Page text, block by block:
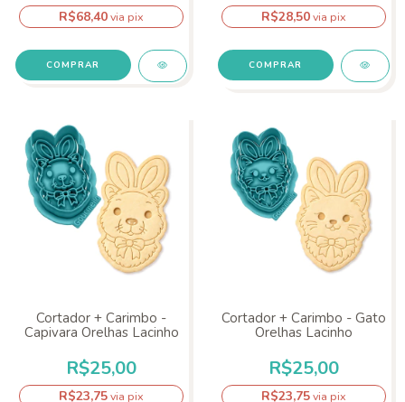
R$68,40via pix
COMPRAR
R$28,50via pix
Cortador + Carimbo -
Capivara Orelhas Lacinho
R$25,00
R$23,75via pix
Cortador + Carimbo - Gato
Orelhas Lacinho
R$25,00
R$23,75via pix